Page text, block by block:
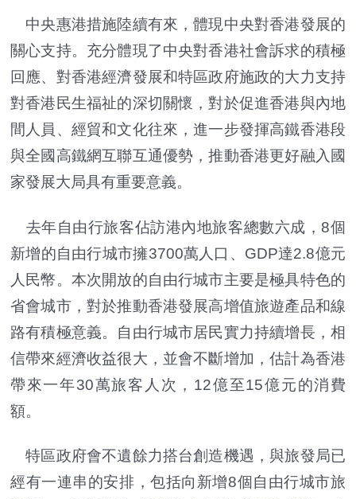
中央惠港措施陸續有來，體現中央對香港發展的
關心支持。充分體現了中央對香港社會訴求的積極
回應、對香港經濟發展和特區政府施政的大力支持
對香港民生福祉的深切關懷，對於促進香港與內地
間人員、經貿和文化往來，進一步發揮高鐵香港段
與全國高鐵網互聯互通優勢，推動香港更好融入國
家發展大局具有重要意義。
去年自由行旅客佔訪港內地旅客總數六成，8個
新增的自由行城市擁3700萬人口、GDP達2.8億元
人民幣。本次開放的自由行城市主要是極具特色的
省會城市，對於推動香港發展高增值旅遊產品和線
路有積極意義。自由行城市居民實力持續增長，相
信帶來經濟收益很大，並會不斷增加，估計為香港
帶來一年30萬旅客人次，12億至15億元的消費
額。
特區政府會不遺餘力搭台創造機遇，與旅發局已
經有一連串的安排，包括向新增8個自由行城市旅